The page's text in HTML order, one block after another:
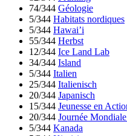
74/344 Géologie
5/344 Habitats nordiques
5/344 Hawai’i
55/344 Herbst
12/344 Ice Land Lab
34/344 Island
5/344 Italien
25/344 Italienisch
20/344 Japanisch
15/344 Jeunesse en
20/344 Journée
5/344 Kanada